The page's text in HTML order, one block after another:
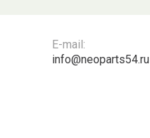
E-mail:
info@neoparts54.ru